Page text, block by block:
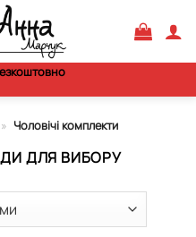
» Чоловічі комплекти
ДЛЯ ВИБОРУ